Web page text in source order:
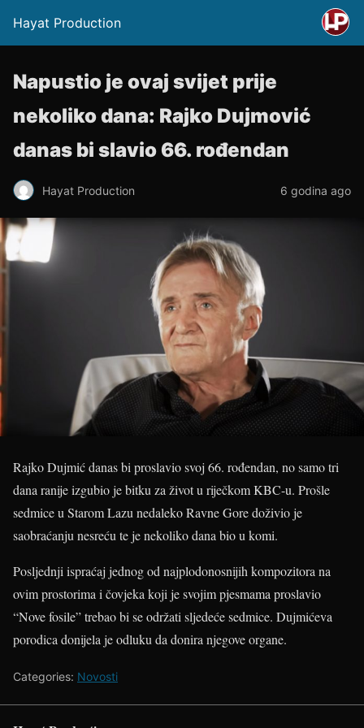
Hayat Production
Napustio je ovaj svijet prije
nekoliko dana: Rajko Dujmović
danas bi slavio 66. rođendan
Hayat Production 6 godina ago
Rajko Dujmić danas bi proslavio svoj 66. rođendan, no samo tri
dana ranije izgubio je bitku za život u riječkom KBC-u. Prošle
sedmice u Starom Lazu nedaleko Ravne Gore doživio je
saobraćanju nesreću te je nekoliko dana bio u komi.
Posljednji ispraćaj jednog od najplodonosnijih kompozitora na
ovim prostorima i čovjeka koji je svojim pjesmama proslavio
“Nove fosile” trebao bi se održati sljedeće sedmice. Dujmićeva
porodica donijela je odluku da donira njegove organe.
Categories: Novosti